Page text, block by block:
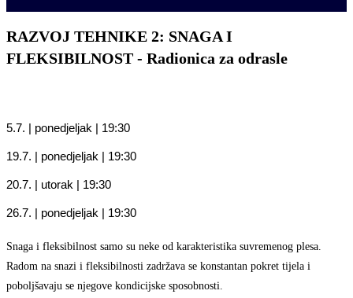
RAZVOJ TEHNIKE 2: SNAGA I
FLEKSIBILNOST - Radionica za odrasle
5.7. | ponedjeljak | 19:30
19.7. | ponedjeljak | 19:30
20.7. | utorak | 19:30
26.7. | ponedjeljak | 19:30
Snaga i fleksibilnost samo su neke od karakteristika suvremenog plesa.
Radom na snazi i fleksibilnosti zadržava se konstantan pokret tijela i
poboljšavaju se njegove kondicijske sposobnosti.